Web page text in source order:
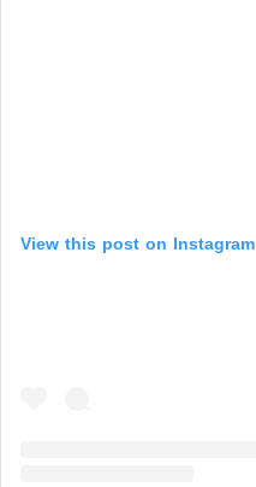
View this post on Instagram